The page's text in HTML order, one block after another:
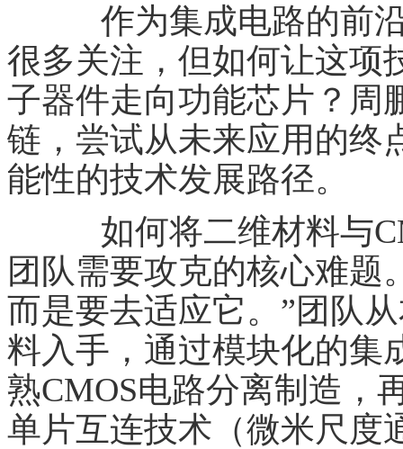
作为集成电路的前沿
很多关注，但如何让这项
子器件走向功能芯片？周
链，尝试从未来应用的终
能性的技术发展路径。
如何将二维材料与
团队需要攻克的核心难题
而是要去适应它。”团队
料入手，通过模块化的集
熟CMOS电路分离制造，
单片互连技术（微米尺度